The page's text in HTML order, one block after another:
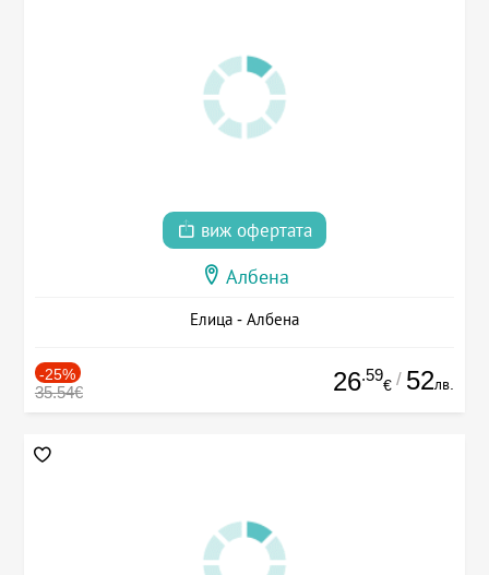
виж офертата
Албена
Елица - Албена
-25%
35.54€ 26.59
€ / 52лв.